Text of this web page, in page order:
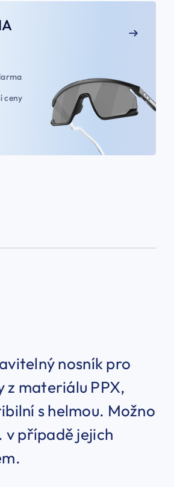
ceny
nosník pro
materiálu PPX,
s helmou. Možno
v případě jejich